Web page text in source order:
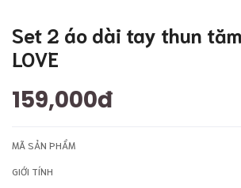
Set 2 áo dài tay thun
LOVE
159,000đ
MÃ SẢN PHẨM
GIỚI TÍNH